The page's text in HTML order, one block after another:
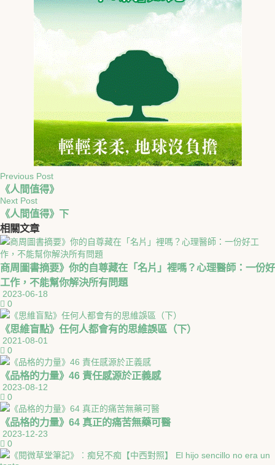
Previous Post
《人間值得》
Next Post
《人間值得》下
相關文章
商周圖書摘要》你的自尊藏在「名片」裡嗎？心理醫師：一份好
工作，不能幫你解決所有問題
2023-06-18
0
《思維盲點》任何人都會有的思維誤區（下）
2021-08-01
0
《品格的力量》46 責任感源於正義感
2023-08-12
0
《品格的力量》64 真正的痛苦無藥可醫
2023-12-23
0